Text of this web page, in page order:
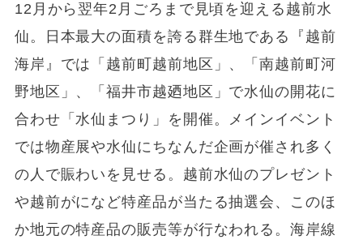
12月から翌年2月ごろまで見頃を迎える越前水
仙。日本最大の面積を誇る群生地である『越前
海岸』では「越前町越前地区」、「南越前町河
野地区」、「福井市越廼地区」で水仙の開花に
合わせ「水仙まつり」を開催。メインイベント
では物産展や水仙にちなんだ企画が催され多く
の人で賑わいを見せる。越前水仙のプレゼント
や越前がになど特産品が当たる抽選会、このほ
か地元の特産品の販売等が行なわれる。海岸線